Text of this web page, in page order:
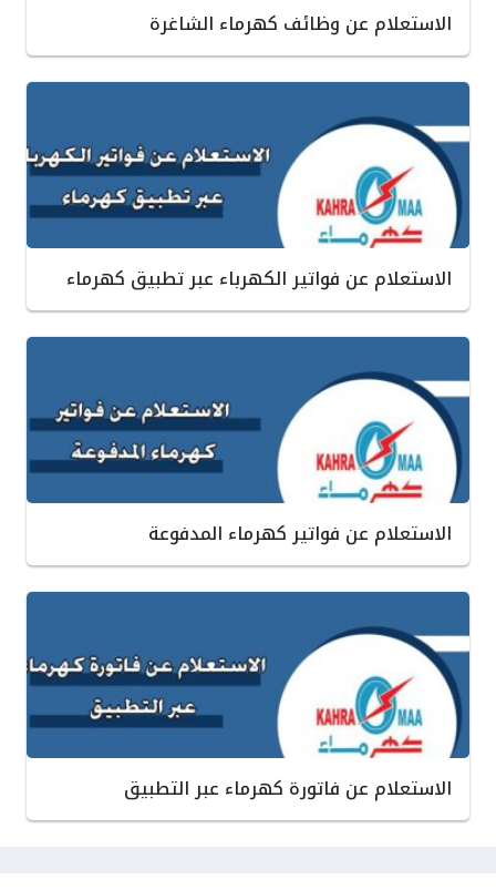
الاستعلام عن وظائف كهرماء الشاغرة
الاستعلام عن فواتير الكهرباء عبر تطبيق كهرماء
الاستعلام عن فواتير كهرماء المدفوعة
الاستعلام عن فاتورة كهرماء عبر التطبيق